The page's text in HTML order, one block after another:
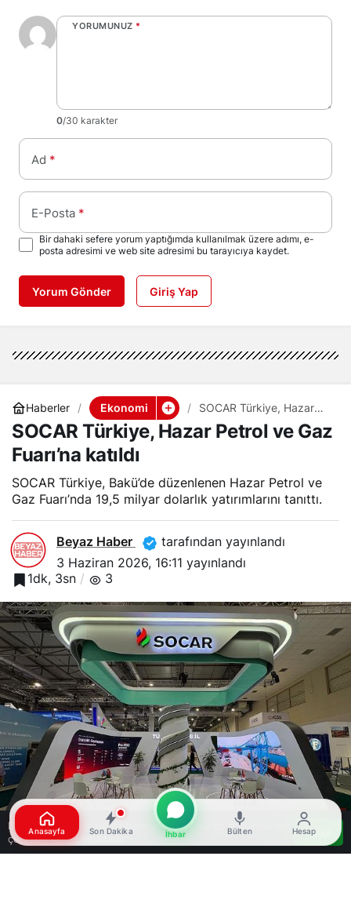
YORUMUNUZ *
0/30 karakter
Ad *
E-Posta *
Bir dahaki sefere yorum yaptığımda kullanılmak üzere adımı, e-
posta adresimi ve web site adresimi bu tarayıcıya kaydet.
Yorum Gönder Giriş Yap
Haberler Ekonomi
SOCAR Türkiye, Hazar
Petrol ve Gaz Fuarı’na
katıldı
SOCAR Türkiye, Hazar Petrol ve Gaz
Fuarı’na katıldı
SOCAR Türkiye, Bakü’de düzenlenen Hazar Petrol ve
Gaz Fuarı’nda 19,5 milyar dolarlık yatırımlarını tanıttı.
Beyaz Haber
tarafından yayınlandı
3 Haziran 2026, 16:11 yayınlandı
1dk, 3sn
3
Bu web sitesinde en iyi deneyimi yaşamanızı sağlamak için
çerezler kullanılmaktadır.
Kabul
Anasayfa Son Dakika İhbar Bülten Hesap